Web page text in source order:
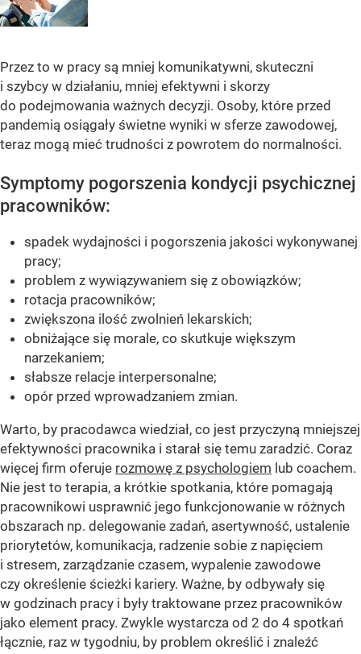
Przez to w pracy są mniej komunikatywni, skuteczni
i szybcy w działaniu, mniej efektywni i skorzy
do podejmowania ważnych decyzji. Osoby, które przed
pandemią osiągały świetne wyniki w sferze zawodowej,
teraz mogą mieć trudności z powrotem do normalności.
Symptomy pogorszenia kondycji psychicznej
pracowników:
spadek wydajności i pogorszenia jakości wykonywanej
pracy;
problem z wywiązywaniem się z obowiązków;
rotacja pracowników;
zwiększona ilość zwolnień lekarskich;
obniżające się morale, co skutkuje większym
narzekaniem;
słabsze relacje interpersonalne;
opór przed wprowadzaniem zmian.
Warto, by pracodawca wiedział, co jest przyczyną mniejszej
efektywności pracownika i starał się temu zaradzić. Coraz
więcej firm oferuje rozmowę z psychologiem lub coachem.
Nie jest to terapia, a krótkie spotkania, które pomagają
pracownikowi usprawnić jego funkcjonowanie w różnych
obszarach np. delegowanie zadań, asertywność, ustalenie
priorytetów, komunikacja, radzenie sobie z napięciem
i stresem, zarządzanie czasem, wypalenie zawodowe
czy określenie ścieżki kariery. Ważne, by odbywały się
w godzinach pracy i były traktowane przez pracowników
jako element pracy. Zwykle wystarcza od 2 do 4 spotkań
łącznie, raz w tygodniu, by problem określić i znaleźć